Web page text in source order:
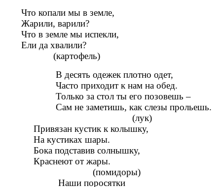
Что копали мы в земле,
Жарили, варили?
Что в земле мы испекли,
Ели да хвалили?
(картофель)
В десять одежек плотно одет,
Часто приходит к нам на обед.
Только за стол ты его позовешь –
Сам не заметишь, как слезы прольешь.
(лук)
Привязан кустик к колышку,
На кустиках шары.
Бока подставив солнышку,
Краснеют от жары.
(помидоры)
Наши поросятки